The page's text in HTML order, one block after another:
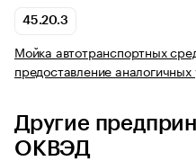
45.20.3
Мойка автотранспортных
предоставление аналогичных
Другие
ОКВЭД